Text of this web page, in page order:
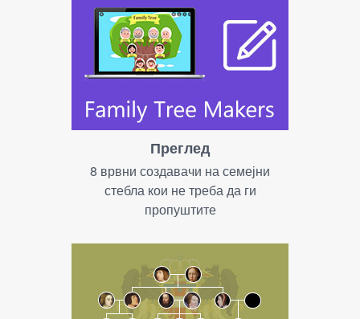
Преглед
8 врвни создавачи на семејни
стебла кои не треба да ги
пропуштите